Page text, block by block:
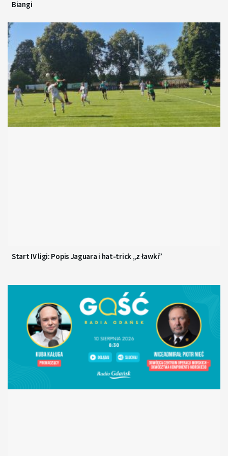
Biangi
Start IV ligi: Popis Jaguara i hat-trick „z ławki”